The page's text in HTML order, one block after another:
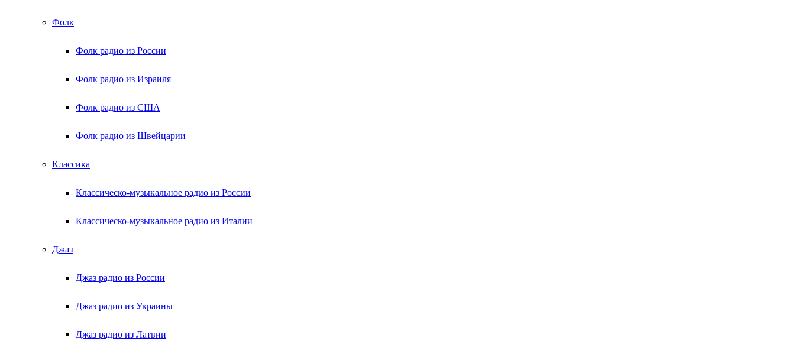
Фолк
Фолк радио из России
Фолк радио из Израиля
Фолк радио из США
Фолк радио из Швейцарии
Классика
Классическо-музыкальное радио из России
Классическо-музыкальное радио из Италии
Джаз
Джаз радио из России
Джаз радио из Украины
Джаз радио из Латвии